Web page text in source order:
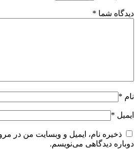
دیدگاه شما *
نام *
ایمیل *
ذخیره نام، ایمیل و وبسایت من در
دوباره دیدگاهی می‌نویسم.